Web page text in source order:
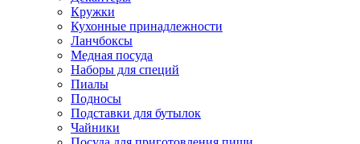
Кружки
Кухонные принадлежности
Ланчбоксы
Медная посуда
Наборы для специй
Пиалы
Подносы
Подставки для бутылок
Чайники